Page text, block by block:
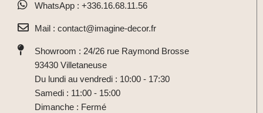
WhatsApp : +336.16.68.11.56
Mail : contact@imagine-decor.fr
Showroom : 24/26 rue Raymond Brosse
93430 Villetaneuse
Du lundi au vendredi : 10:00 - 17:30
Samedi : 11:00 - 15:00
Dimanche : Fermé